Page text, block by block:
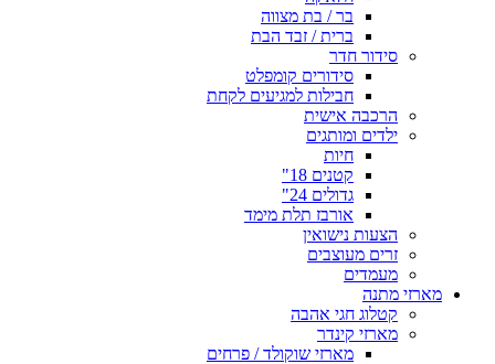
בר / בת מצווה
ברית / זבד הבת
סידור חדר
סידורים קומפלט
חבילות למגיעים לקחת
הרכבה אישית
ילדים ומותגים
חיות
קטנים 18"
גדולים 24"
אורבז תלת מימד
הצעות נישואין
זרים מעוצבים
מעמדים
מארזי מתנה
קטלוג חגי אהבה
מארזי קינדר
מארזי שוקולד / פרחים